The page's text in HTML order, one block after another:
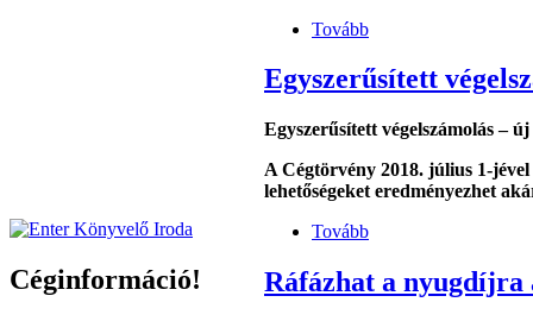
Céginformáció!
Tovább
Egyszerűsített
Egyszerűsített végelszámolás –
A Cégtörvény 2018. július 1-
lehetőségeket eredményezhet
Tovább
Ráfázhat a nyugdíjra